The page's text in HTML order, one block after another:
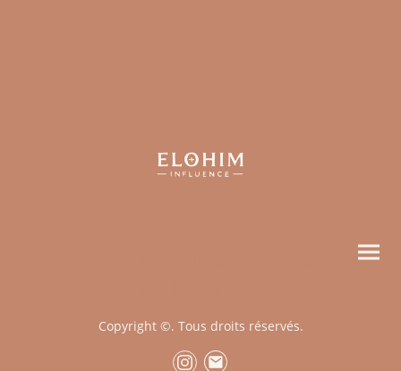
Porte ton identité. Marche dans
Copyright ©. Tous droits réservés.